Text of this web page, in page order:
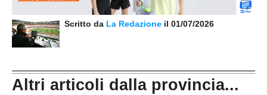
Scritto da La Redazione il 01/07/2026
Altri articoli dalla provincia...